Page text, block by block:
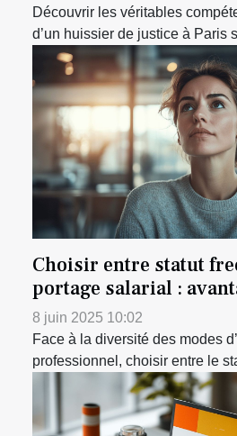
Découvrir les véritables
d’un huissier de justice à Paris
Choisir entre statut
portage salarial :
8 juin 2025 10:02
Face à la diversité des modes
professionnel, choisir entre le